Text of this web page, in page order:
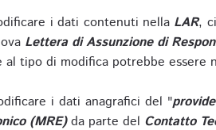
i dati contenuti nella LAR,
Lettera di Assunzione di
al tipo di modifica potrebbe
i dati anagrafici del "
(MRE)da parte del Contatto